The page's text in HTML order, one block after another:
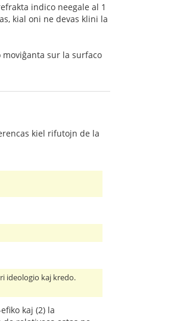
indico neegale al 1
kial oni ne devas klini la
sur la surfaco
kiel rifutojn de la
ideologio kaj kredo.
kaj (2) la